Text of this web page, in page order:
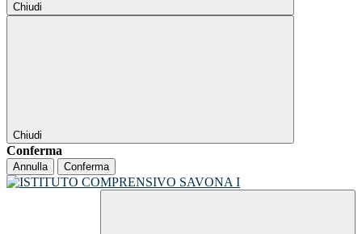
Chiudi
Chiudi
Conferma
Annulla Conferma